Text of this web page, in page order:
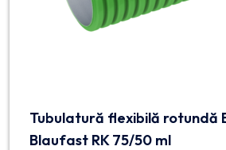
Tubulatură flexibilă rotundă
Blaufast RK 75/50 ml